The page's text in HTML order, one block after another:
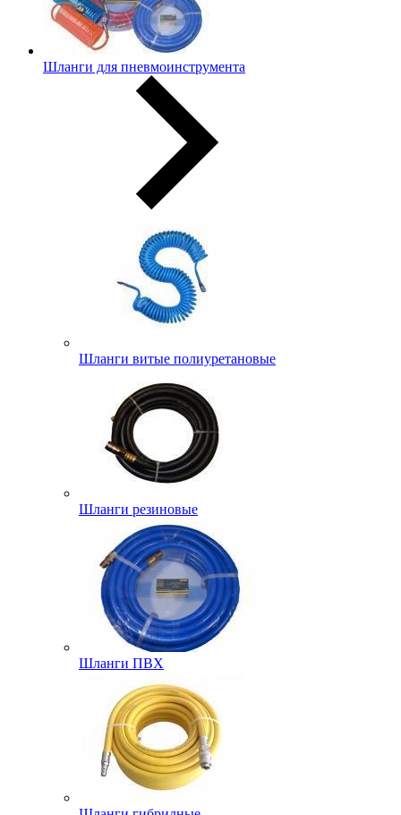
Шланги для пневмоинструмента
Шланги витые полиуретановые
Шланги резиновые
Шланги ПВХ